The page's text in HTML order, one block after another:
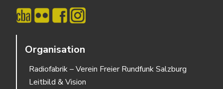
Organisation
Radiofabrik – Verein Freier Rundfunk Salzburg
Leitbild & Vision